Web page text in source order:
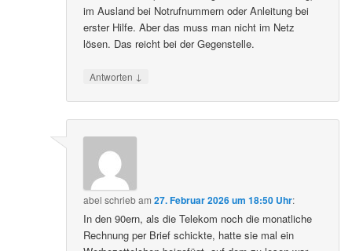
im Ausland bei Notrufnummern oder Anleitung bei
erster Hilfe. Aber das muss man nicht im Netz
lösen. Das reicht bei der Gegenstelle.
Antworten ↓
abel schriebam27. Februar 2026 um 18:50 Uhr:
In den 90ern, als die Telekom noch die monatliche
Rechnung per Brief schickte, hatte sie mal ein